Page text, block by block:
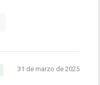
31 de marzo de 2025